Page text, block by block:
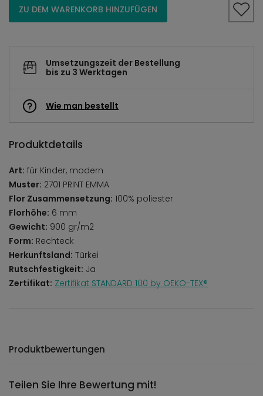
ZU DEM WARENKORB HINZUFÜGEN
Umsetzungszeit der Bestellung
bis zu 3 Werktagen
Wie man bestellt
Produktdetails
Art: für Kinder, modern
Muster: 2701 PRINT EMMA
Flor Zusammensetzung: 100% poliester
Florhöhe: 6 mm
Gewicht: 900 gr/m2
Form: Rechteck
Herkunftsland: Türkei
Rutschfestigkeit: Ja
Zertifikat: Zertifikat STANDARD 100 by OEKO-TEX®
Produktbewertungen
Teilen Sie Ihre Bewertung mit!